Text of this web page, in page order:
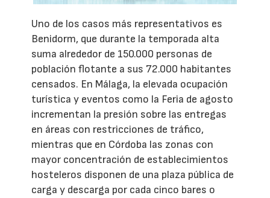
Uno de los casos más representativos es
Benidorm, que durante la temporada alta
suma alrededor de 150.000 personas de
población flotante a sus 72.000 habitantes
censados. En Málaga, la elevada ocupación
turística y eventos como la Feria de agosto
incrementan la presión sobre las entregas
en áreas con restricciones de tráfico,
mientras que en Córdoba las zonas con
mayor concentración de establecimientos
hosteleros disponen de una plaza pública de
carga y descarga por cada cinco bares o